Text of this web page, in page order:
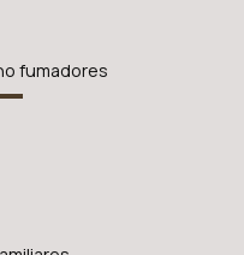
fumadores